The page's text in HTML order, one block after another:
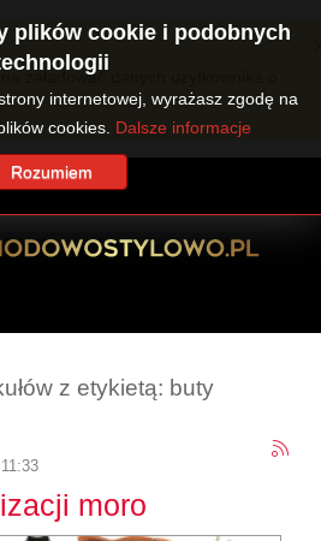
załadować danych użytkownika o
z etykietą: buty
moro
plików cookie i podobnych
internetowej, wyrażasz zgodę na
cookies. Dalsze informacje
Rozumiem